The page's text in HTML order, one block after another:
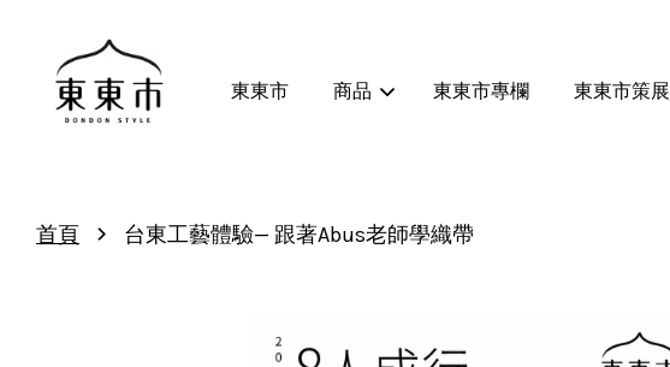
東東市 商品 東東市專欄 東東市策展
首頁 › 台東工藝體驗— 跟著Abus老師學織帶